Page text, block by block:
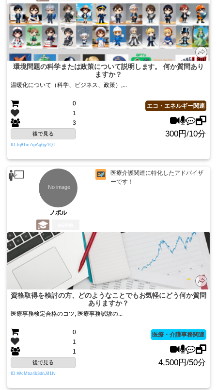
環境問題の科学または政策について説明します。 何か質問あり
ますか？
温暖化について（科学、ビジネス、政策）,...
0
1
3
エコ・エネルギー関連
後で見る 300円/10分
ID:fq81m7rpAg6jy1QT
ノボル
医療介護関連に特化したアドバイザ
ーです！
資格取得を検討の方、どのようなことでもお気軽にどう何か質問
ありますか？
医療事務検定合格のコツ, 医療事務試験の...
0
1
1
医療・介護事務関連
後で見る 4,500円/50分
ID:WcMbz4b3dnJif1Iv